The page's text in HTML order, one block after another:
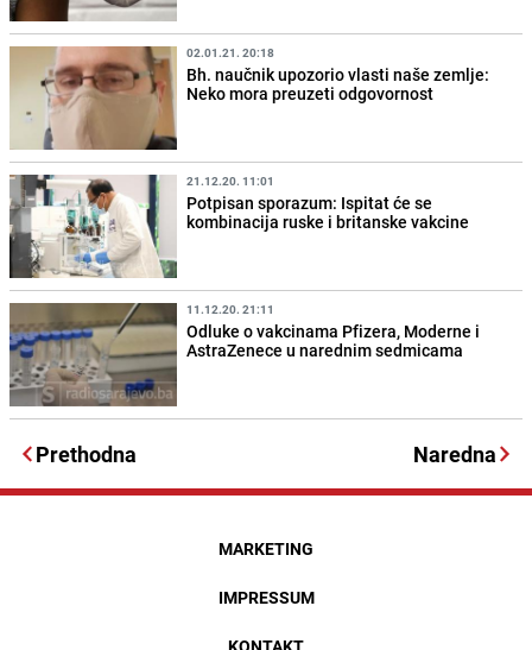
02.01.21. 20:18
Bh. naučnik upozorio vlasti naše zemlje:
Neko mora preuzeti odgovornost
21.12.20. 11:01
Potpisan sporazum: Ispitat će se
kombinacija ruske i britanske vakcine
11.12.20. 21:11
Odluke o vakcinama Pfizera, Moderne i
AstraZenece u narednim sedmicama
Prethodna Naredna
MARKETING
IMPRESSUM